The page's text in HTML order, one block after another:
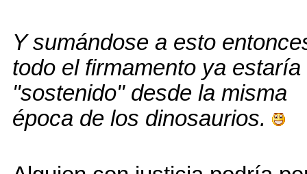
Y sumándose a esto
todo el firmamento ya estaría
"sostenido" desde la misma
época de los dinosaurios.